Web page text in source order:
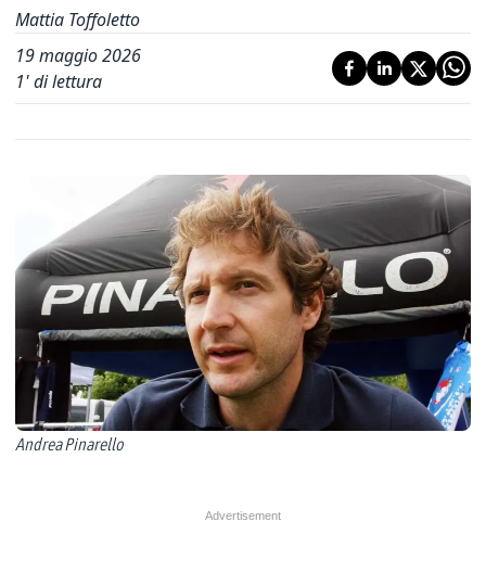
Mattia Toffoletto
19 maggio 2026
1' di lettura
Andrea Pinarello